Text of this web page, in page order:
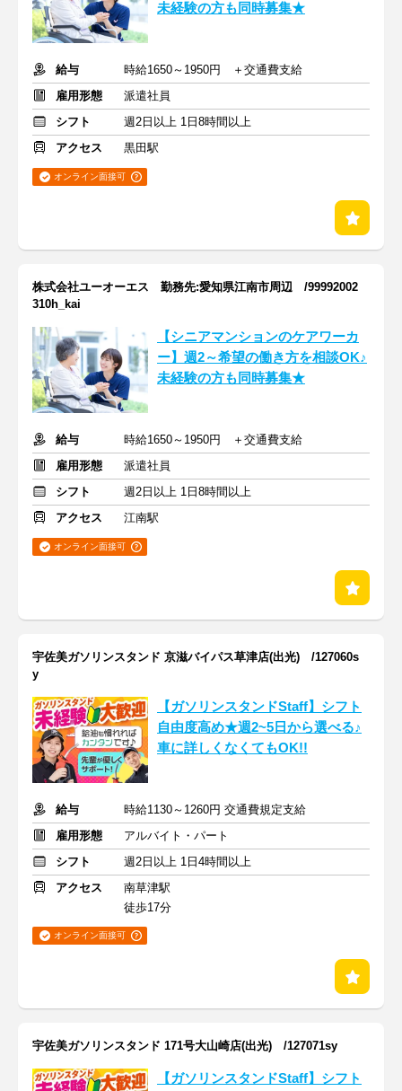
未経験の方も同時募集★
給与
時給1650～1950円 ＋交通費支給
雇用形態
派遣社員
シフト
週2日以上 1日8時間以上
アクセス
黒田駅
オンライン面接可
株式会社ユーオーエス 勤務先:愛知県江南市周辺 /99992002
310h_kai
【シニアマンションのケアワーカ
ー】週2～希望の働き方を相談OK♪
未経験の方も同時募集★
給与
時給1650～1950円 ＋交通費支給
雇用形態
派遣社員
シフト
週2日以上 1日8時間以上
アクセス
江南駅
オンライン面接可
宇佐美ガソリンスタンド 京滋バイパス草津店(出光) /127060s
y
【ガソリンスタンドStaff】シフト
自由度高め★週2~5日から選べる♪
車に詳しくなくてもOK!!
給与
時給1130～1260円 交通費規定支給
雇用形態
アルバイト・パート
シフト
週2日以上 1日4時間以上
アクセス
南草津駅
徒歩17分
オンライン面接可
宇佐美ガソリンスタンド 171号大山崎店(出光) /127071sy
【ガソリンスタンドStaff】シフト